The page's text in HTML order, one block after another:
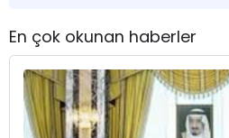
En çok okunan haberler